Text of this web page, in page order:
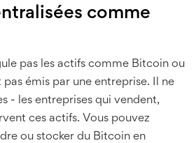
comme
pas les actifs comme Bitcoin ou
pas émis par une entreprise. Il ne
- les entreprises qui vendent,
ces actifs. Vous pouvez
ou stocker du Bitcoin en